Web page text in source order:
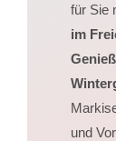
für Sie
im
und